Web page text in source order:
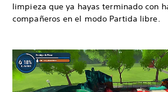
limpieza que ya hayas terminado con
compañeros en el modo Partida libre.